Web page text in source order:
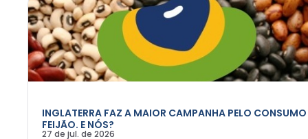
INGLATERRA FAZ A MAIOR CAMPANHA PELO CONSUMO
FEIJÃO. E NÓS?
27 de jul. de 2026